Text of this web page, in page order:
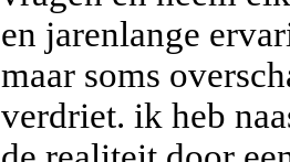
en jarenlange
maar soms
verdriet. ik heb